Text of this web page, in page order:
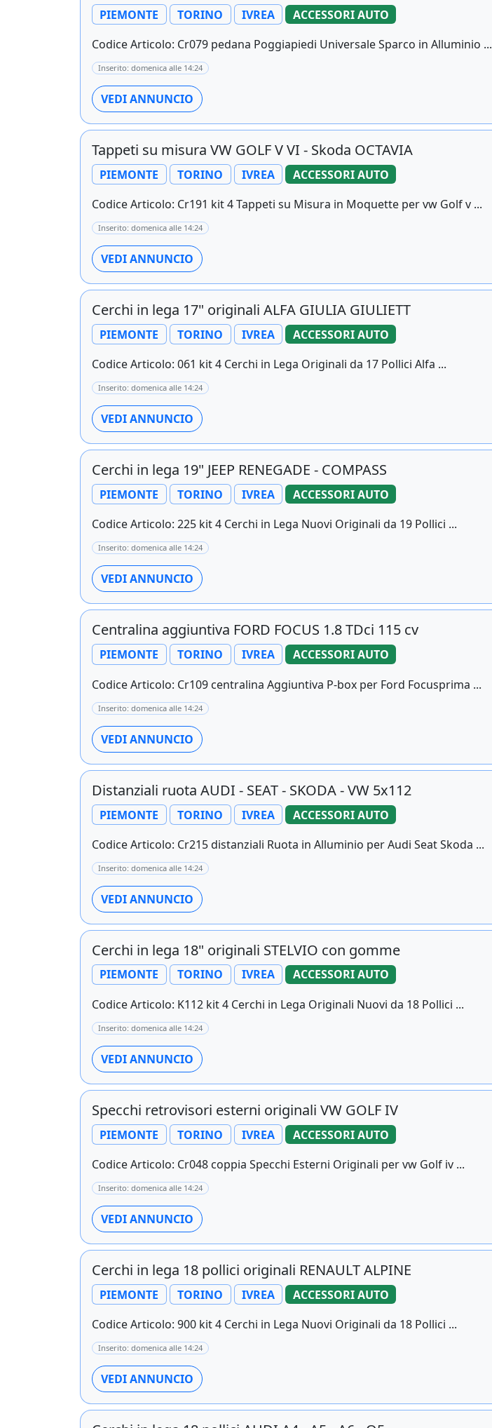
PIEMONTE TORINO IVREA
ACCESSORI AUTO
Codice Articolo: Cr079 pedana Poggiapiedi Universale Sparco in Alluminio ...
Inserito: domenica alle 14:24
VEDI ANNUNCIO
Tappeti su misura VW GOLF V VI - Skoda OCTAVIA
PIEMONTE TORINO IVREA
ACCESSORI AUTO
Codice Articolo: Cr191 kit 4 Tappeti su Misura in Moquette per vw Golf v ...
Inserito: domenica alle 14:24
VEDI ANNUNCIO
Cerchi in lega 17" originali ALFA GIULIA GIULIETT
PIEMONTE TORINO IVREA
ACCESSORI AUTO
Codice Articolo: 061 kit 4 Cerchi in Lega Originali da 17 Pollici Alfa ...
Inserito: domenica alle 14:24
VEDI ANNUNCIO
Cerchi in lega 19" JEEP RENEGADE - COMPASS
PIEMONTE TORINO IVREA
ACCESSORI AUTO
Codice Articolo: 225 kit 4 Cerchi in Lega Nuovi Originali da 19 Pollici ...
Inserito: domenica alle 14:24
VEDI ANNUNCIO
Centralina aggiuntiva FORD FOCUS 1.8 TDci 115 cv
PIEMONTE TORINO IVREA
ACCESSORI AUTO
Codice Articolo: Cr109 centralina Aggiuntiva P-box per Ford Focusprima ...
Inserito: domenica alle 14:24
VEDI ANNUNCIO
Distanziali ruota AUDI - SEAT - SKODA - VW 5x112
PIEMONTE TORINO IVREA
ACCESSORI AUTO
Codice Articolo: Cr215 distanziali Ruota in Alluminio per Audi Seat Skoda ...
Inserito: domenica alle 14:24
VEDI ANNUNCIO
Cerchi in lega 18" originali STELVIO con gomme
PIEMONTE TORINO IVREA
ACCESSORI AUTO
Codice Articolo: K112 kit 4 Cerchi in Lega Originali Nuovi da 18 Pollici ...
Inserito: domenica alle 14:24
VEDI ANNUNCIO
Specchi retrovisori esterni originali VW GOLF IV
PIEMONTE TORINO IVREA
ACCESSORI AUTO
Codice Articolo: Cr048 coppia Specchi Esterni Originali per vw Golf iv ...
Inserito: domenica alle 14:24
VEDI ANNUNCIO
Cerchi in lega 18 pollici originali RENAULT ALPINE
PIEMONTE TORINO IVREA
ACCESSORI AUTO
Codice Articolo: 900 kit 4 Cerchi in Lega Nuovi Originali da 18 Pollici ...
Inserito: domenica alle 14:24
VEDI ANNUNCIO